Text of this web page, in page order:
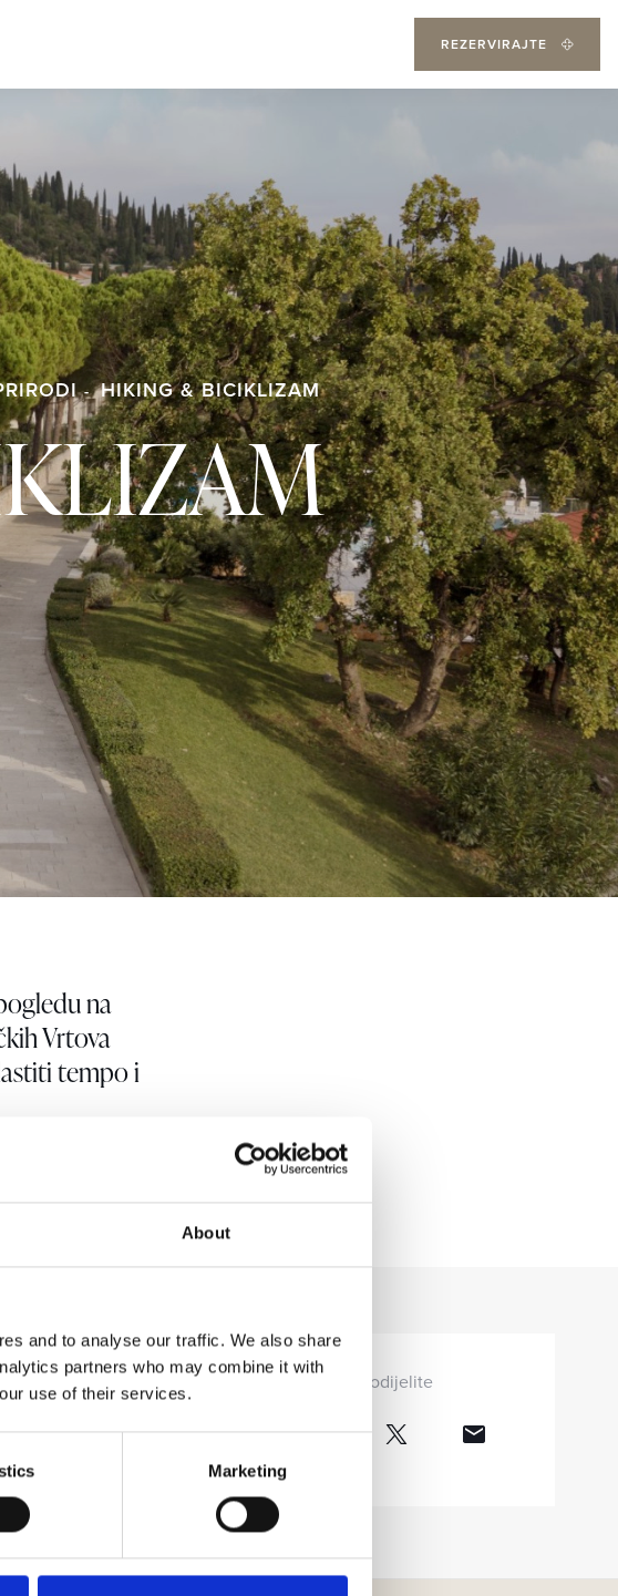
About
and to analyse our traffic. We also share
partners who may combine it with
use of their services.
Marketing
REZERVIRAJTE
HIKING & BICIKLIZAM
na
Vrtova
tempo i
Podijelite